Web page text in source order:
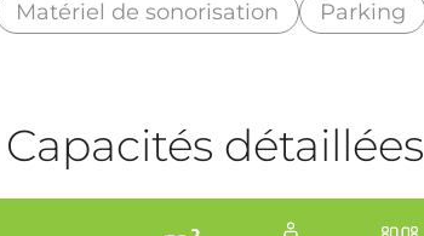
Matériel de sonorisation Parking
Capacités détaillées